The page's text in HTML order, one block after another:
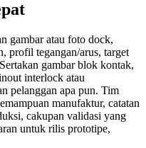
gambar atau foto dock,
profil tegangan/arus, target
gambar blok kontak,
interlock atau
pelanggan apa pun. Tim
manufaktur, catatan
cakupan validasi yang
untuk rilis prototipe,